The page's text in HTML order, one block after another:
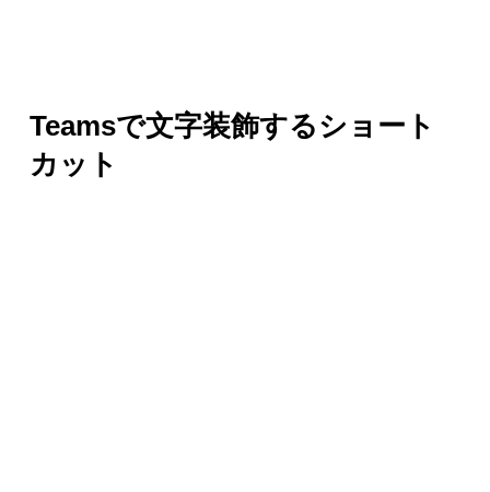
Teamsで文字装飾するショート
カット